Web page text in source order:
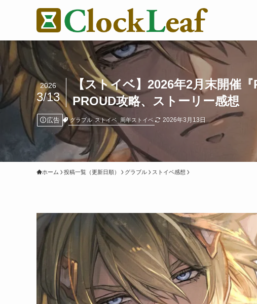
【ストイベ】2026年2月末開催
PROUD攻略、ストーリー感想
2026
3/13
広告 グラブル ストイベ 周年ストイベ 2026年3月13日
ホーム 投稿一覧（更新日順） グラブル ストイベ感想